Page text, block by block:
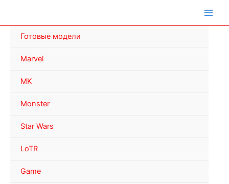
Готовые модели
Marvel
MK
Monster
Star Wars
LoTR
Game